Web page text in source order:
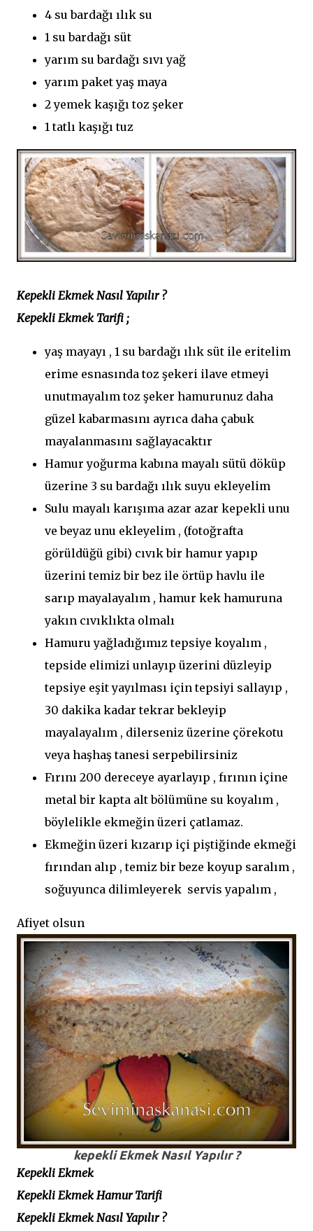
4 su bardağı ılık su
1 su bardağı süt
yarım su bardağı sıvı yağ
yarım paket yaş maya
2 yemek kaşığı toz şeker
1 tatlı kaşığı tuz
Kepekli Ekmek Nasıl Yapılır ?
Kepekli Ekmek Tarifi ;
yaş mayayı , 1 su bardağı ılık süt ile eritelim
erime esnasında toz şekeri ilave etmeyi
unutmayalım toz şeker hamurunuz daha
güzel kabarmasını ayrıca daha çabuk
mayalanmasını sağlayacaktır
Hamur yoğurma kabına mayalı sütü döküp
üzerine 3 su bardağı ılık suyu ekleyelim
Sulu mayalı karışıma azar azar kepekli unu
ve beyaz unu ekleyelim , (fotoğrafta
görüldüğü gibi) cıvık bir hamur yapıp
üzerini temiz bir bez ile örtüp havlu ile
sarıp mayalayalım , hamur kek hamuruna
yakın cıvıklıkta olmalı
Hamuru yağladığımız tepsiye koyalım ,
tepside elimizi unlayıp üzerini düzleyip
tepsiye eşit yayılması için tepsiyi sallayıp ,
30 dakika kadar tekrar bekleyip
mayalayalım , dilerseniz üzerine çörekotu
veya haşhaş tanesi serpebilirsiniz
Fırını 200 dereceye ayarlayıp , fırının içine
metal bir kapta alt bölümüne su koyalım ,
böylelikle ekmeğin üzeri çatlamaz.
Ekmeğin üzeri kızarıp içi piştiğinde ekmeği
fırından alıp , temiz bir beze koyup saralım ,
soğuyunca dilimleyerek servis yapalım ,
Afiyet olsun
kepekli Ekmek Nasıl Yapılır ?
Kepekli Ekmek
Kepekli Ekmek Hamur Tarifi
Kepekli Ekmek Nasıl Yapılır ?